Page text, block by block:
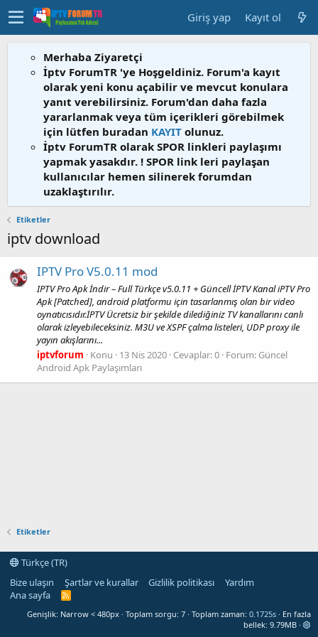
Giriş yap Kayıt ol
Merhaba Ziyaretçi
İptv ForumTR 'ye Hoşgeldiniz. Forum'a kayıt
olarak yeni konu açabilir ve mevcut konulara
yanıt verebilirsiniz. Forum'dan daha fazla
yararlanmak veya tüm içerikleri görebilmek
için lütfen buradan KAYIT olunuz.
İptv ForumTR olarak SPOR linkleri paylaşımı
yapmak yasakdır. ! SPOR link leri paylaşan
kullanıcılar hemen silinerek forumdan
uzaklaştırılır.
Etiketler
iptv download
IPTV Pro V5.0.11 mod
IPTV Pro Apk İndir – Full Türkçe v5.0.11 + Güncell İPTV Kanal iPTV Pro
Apk [Patched], android platformu için tasarlanmış olan bir video
oynatıcısıdır.İPTV Ücretsiz bir şekilde dilediğiniz TV kanallarını canlı
olarak izleyebileceksiniz. M3U ve XSPF çalma listeleri, UDP proxy ile
yayın akışlarını...
iptvforum
Konu 13 Nis 2020 Cevaplar: 0 Forum: Güncel
Android Apk Paylaşımları
Etiketler
Türkçe (TR)
Bize ulaşın
Şartlar ve kurallar Gizlilik politikası
Yardım
Ana sayfa
R
S
Genişlik Toplam sorgu 7 Toplam zaman 0.1725s
En fazla
bellek 9.79MB